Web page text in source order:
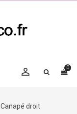
0

Canapé droit